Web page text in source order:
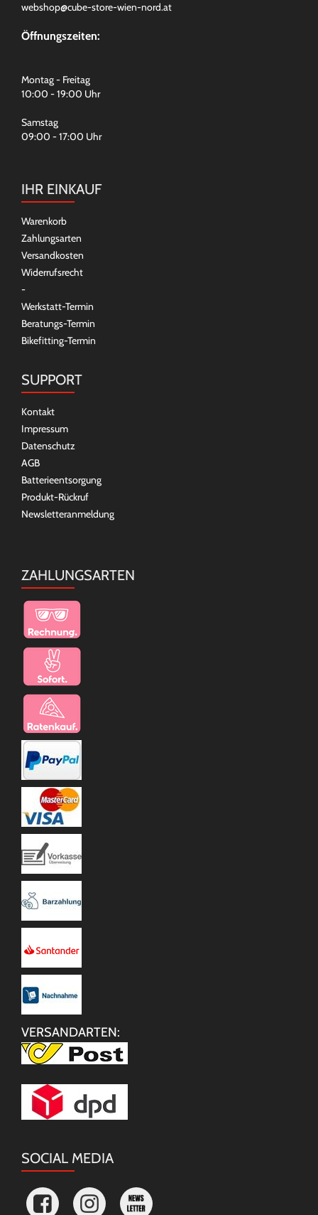
webshop@cube-store-wien-nord.at
Öffnungszeiten:
Montag - Freitag
10:00 - 19:00 Uhr
Samstag
09:00 - 17:00 Uhr
IHR EINKAUF
Warenkorb
Zahlungsarten
Versandkosten
Widerrufsrecht
-
Werkstatt-Termin
Beratungs-Termin
Bikefitting-Termin
SUPPORT
Kontakt
Impressum
Datenschutz
AGB
Batterieentsorgung
Produkt-Rückruf
Newsletteranmeldung
ZAHLUNGSARTEN
VERSANDARTEN:
SOCIAL MEDIA